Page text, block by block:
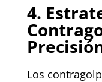
4.
Los